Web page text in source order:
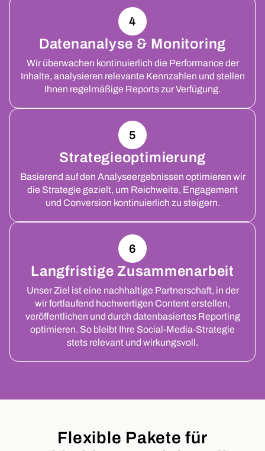
Datenanalyse & Monitoring
Wir überwachen kontinuierlich die Performance der
Inhalte, analysieren relevante Kennzahlen und stellen
Ihnen regelmäßige Reports zur Verfügung.
4
5
Strategieoptimierung
Basierend auf den Analyseergebnissen optimieren wir
die Strategie gezielt, um Reichweite, Engagement
und Conversion kontinuierlich zu steigern.
Langfristige Zusammenarbeit
Unser Ziel ist eine nachhaltige Partnerschaft, in der
wir fortlaufend hochwertigen Content erstellen,
veröffentlichen und durch datenbasiertes Reporting
optimieren. So bleibt Ihre Social-Media-Strategie
stets relevant und wirkungsvoll.
6
Flexible Pakete für